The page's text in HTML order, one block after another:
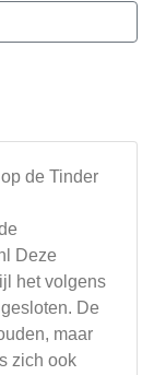
de Tinder
Deze
het volgens
De
maar
zich ook